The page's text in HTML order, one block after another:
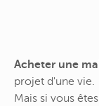
Acheter une
projet d'une vie.
Mais si vous